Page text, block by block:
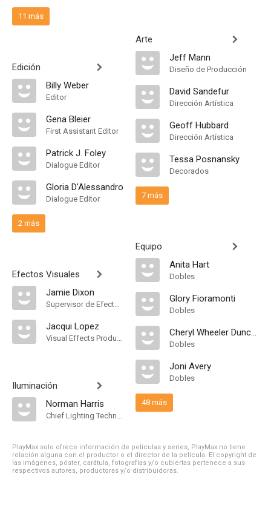
11 más
Edición
Billy Weber
Editor
Gena Bleier
First Assistant Editor
Patrick J. Foley
Dialogue Editor
Gloria D'Alessandro
Dialogue Editor
2 más
Efectos Visuales
Jamie Dixon
Supervisor de Efectos Visuales
Jacqui Lopez
Visual Effects Producer
Iluminación
Norman Harris
Chief Lighting Technician
Arte
Jeff Mann
Diseño de Producción
David Sandefur
Dirección Artística
Geoff Hubbard
Dirección Artística
Tessa Posnansky
Decorados
7 más
Equipo
Anita Hart
Dobles
Glory Fioramonti
Dobles
Cheryl Wheeler Duncan
Dobles
Joni Avery
Dobles
48 más
PlayMax solo ofrece información de películas y series, PlayMax no tiene
relación alguna con el productor o el director de la película. El copyright de
las imágenes, póster, carátula, fotografías y/o cubiertas pertenece a sus
respectivos autores, productoras y/o distribuidoras.